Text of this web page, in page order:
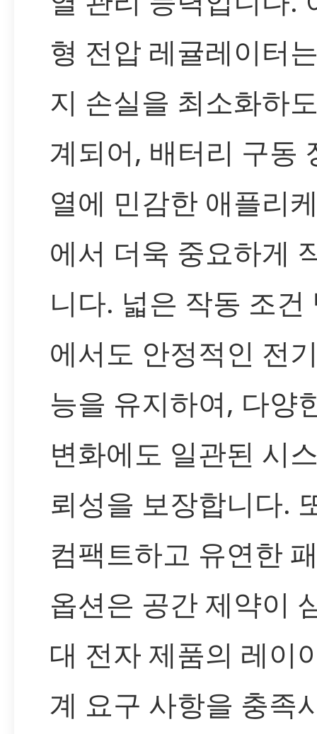
형 전압 레귤레이터
지 손실을 최소화하
계되어, 배터리 구동
열에 민감한 애플리
에서 더욱 중요하게
니다. 넓은 작동 조건
에서도 안정적인 전
능을 유지하여, 다양
변화에도 일관된 시
뢰성을 보장합니다.
컴팩트하고 유연한
옵션은 공간 제약이
대 전자 제품의 레이
계 요구 사항을 충족